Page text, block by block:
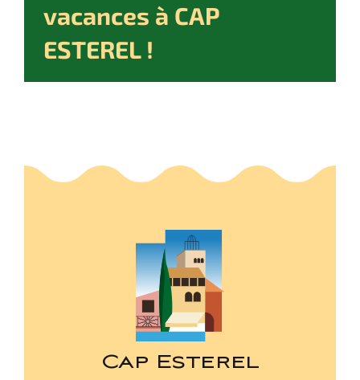
vacances à CAP
ESTEREL !
Cap Esterel